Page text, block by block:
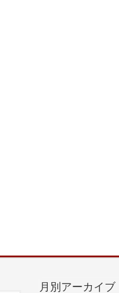
月別アーカイブ